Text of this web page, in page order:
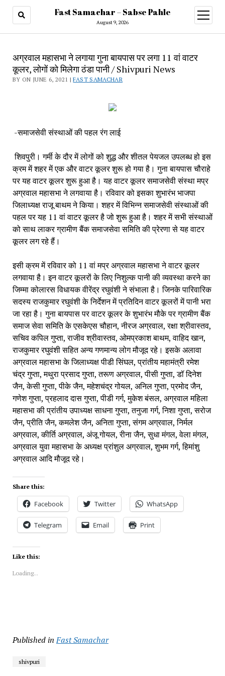
Fast Samachar – Sabse Pahle
August 9, 2026
open
menu
अग्रवाल महासभा ने लगाया गुना बायपास पर लगा 11 वां वाटर
कूलर, लोगों को मिलेगा ठंडा पानी / Shivpuri News
BY ON JUNE 6, 2021 |FAST SAMACHAR
-समाजसेवी संस्थाओं की पहल रंग लाई
शिवपुरी। गर्मी के दौर में लोगों को शुद्ध और शीतल पेयजल उपलब्ध हो इस
क्रम में शहर में एक और वाटर कूलर शुरू हो गया है। गुना बायपास चौराहे
पर यह वाटर कूलर शुरू हुआ है। यह वाटर कूलर समाजसेवी संस्था मप्र
अग्रवाल महासभा ने लगवाया है। रविवार को इसका शुभारंभ भाजपा
जिलाध्यक्ष राजू बाथम ने किया। शहर में विभिन्न समाजसेवी संस्थाओं की
पहल पर यह 11 वां वाटर कूलर है जो शुरू हुआ है। शहर में सभी संस्थाओं
को साथ लाकर ग्रामीण बैंक समाजसेवा समिति की प्रेरणा से यह वाटर
कूलर लग रहे हैं।
इसी क्रम में रविवार को 11 वां मप्र अग्रवाल महासभा ने वाटर कूलर
लगवाया है। इन वाटर कूलरों के लिए निशुल्क पानी की व्यवस्था करने का
जिम्मा कोलारस विधायक वीरेंद्र रघुवंशी ने संभाला है। जिनके पारिवारिक
सदस्य राजकुमार रघुवंशी के निर्देशन में प्रतिदिन वाटर कूलरों में पानी भरा
जा रहा है। गुना बायपास पर वाटर कूलर के शुभारंभ मौके पर ग्रामीण बैंक
समाज सेवा समिति के एसकेएस चौहान, नीरज अग्रवाल, रक्षा श्रीवास्तव,
सचिव कपिल गुप्ता, राजीव श्रीवास्तव, ओमप्रकाश बाथम, वाहिद खान,
राजकुमार रघुवंशी सहित अन्य गणमान्य लोग मौजूद रहे। इसके अलावा
अग्रवाल महासभा के जिलाध्यक्ष पीडी सिंघल, प्रांतीय महामंत्री रमेश
चंद्र गुप्ता, मथुरा प्रसाद गुप्ता, तरूण अग्रवाल, पीसी गुप्ता, डॉ दिनेश
जैन, केसी गुप्ता, पीके जैन, महेशचंद्र गोयल, अनिल गुप्ता, प्रमोद जैन,
गणेश गुप्ता, प्रहलाद दास गुप्ता, पीडी गर्ग, मुकेश बंसल, अग्रवाल महिला
महासभा की प्रांतीय उपाध्यक्ष साधना गुप्ता, तनुजा गर्ग, निशा गुप्ता, सरोज
जैन, प्रीति जैन, कमलेश जैन, अनिता गुप्ता, संगम अग्रवाल, निर्मल
अग्रवाल, कीर्ति अग्रवाल, अंजू गोयल, रीना जैन, सुधा मंगल, वेला मंगल,
अग्रवाल युवा महासभा के अध्यक्ष प्रांशुल अग्रवाल, शुभम गर्ग, हिमांशु
अग्रवाल आदि मौजूद रहे।
Share this:
Facebook Twitter WhatsApp
Telegram Email Print
Like this:
Loading...
Published in Fast Samachar
shivpuri